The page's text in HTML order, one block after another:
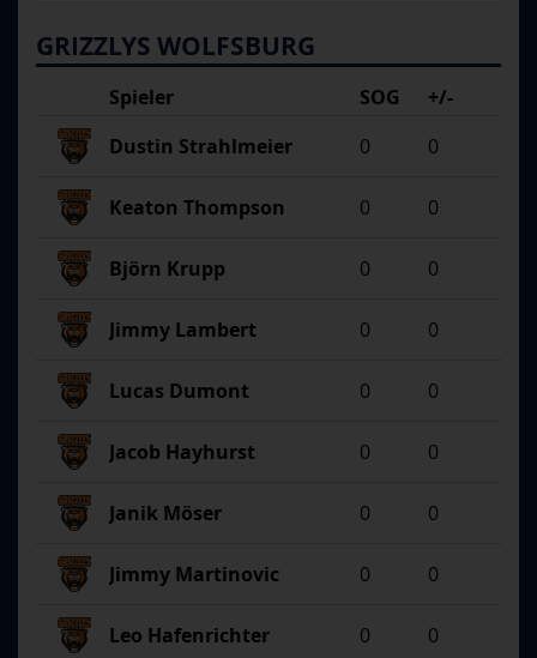
GRIZZLYS WOLFSBURG
Spieler SOG
+/-
Dustin Strahlmeier
0 0
Keaton Thompson 0 0
Björn Krupp 0 0
Jimmy Lambert 0 0
Lucas Dumont 0 0
Jacob Hayhurst 0 0
Janik Möser 0 0
Jimmy Martinovic 0 0
Leo Hafenrichter 0 0